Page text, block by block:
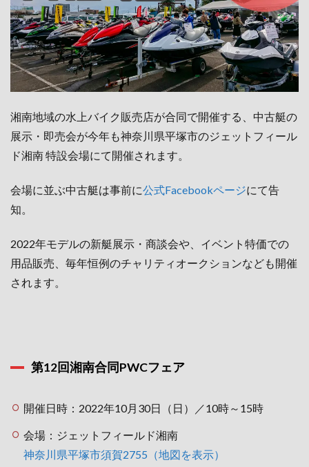
湘南地域の水上バイク販売店が合同で開催する、中古艇の
展示・即売会が今年も神奈川県平塚市のジェットフィール
ド湘南 特設会場にて開催されます。
会場に並ぶ中古艇は事前に公式Facebookページにて告
知。
2022年モデルの新艇展示・商談会や、イベント特価での
用品販売、毎年恒例のチャリティオークションなども開催
されます。
第12回湘南合同PWCフェア
開催日時：2022年10月30日（日）／10時～15時
会場：ジェットフィールド湘南
神奈川県平塚市須賀2755（地図を表示）